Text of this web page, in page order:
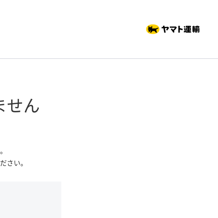
せん
さい。